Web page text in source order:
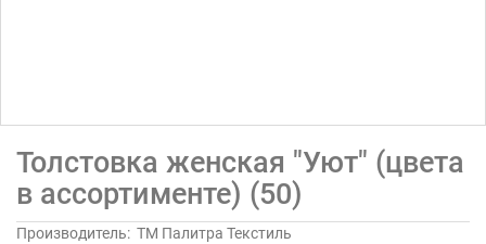
Толстовка женская "Уют" (цвета
в ассортименте) (50)
Производитель: ТМ Палитра Текстиль